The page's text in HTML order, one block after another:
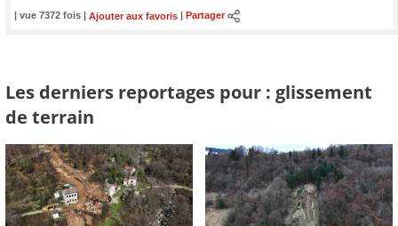
| vue 7372 fois | Ajouter aux favoris Partager
Les derniers reportages pour : glissement
de terrain